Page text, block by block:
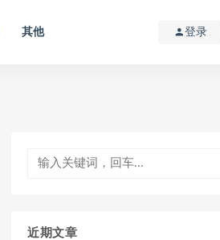
其他 登录
近期文章